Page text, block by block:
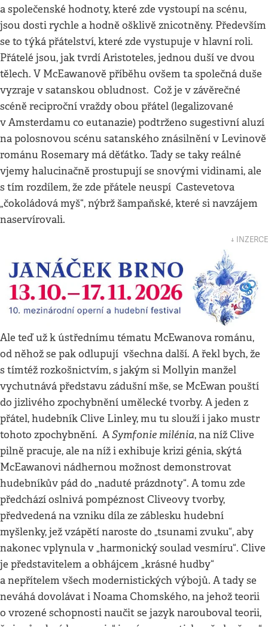
a společenské hodnoty, které zde vystoupí na scénu,
jsou dosti rychle a hodně ošklivě znicotněny. Především
se to týká přátelství, které zde vystupuje v hlavní roli.
Přátelé jsou, jak tvrdí Aristoteles, jednou duší ve dvou
tělech. V McEawanově příběhu ovšem ta společná duše
vyzraje v satanskou obludnost. Což je v závěrečné
scéně reciproční vraždy obou přátel (legalizované
v Amsterdamu co eutanazie) podtrženo sugestivní aluzí
na polosnovou scénu satanského znásilnění v Levinově
románu Rosemary má děťátko. Tady se taky reálné
vjemy halucinačně prostupují se snovými vidinami, ale
s tím rozdílem, že zde přátele neuspí Castevetova
„čokoládová myš“, nýbrž šampaňské, které si navzájem
naservírovali.
↓ INZERCE
Ale teď už k ústřednímu tématu McEwanova románu,
od něhož se pak odlupují všechna další. A řekl bych, že
s tímtéž rozkošnictvím, s jakým si Mollyin manžel
vychutnává představu zádušní mše, se McEwan pouští
do jizlivého zpochybnění umělecké tvorby. A jeden z
přátel, hudebník Clive Linley, mu tu slouží i jako mustr
tohoto zpochybnění. ASymfonie milénia, na níž Clive
pilně pracuje, ale na níž i exhibuje krizi génia, skýtá
McEawanovi nádhernou možnost demonstrovat
hudebníkův pád do „naduté prázdnoty“. A tomu zde
předchází oslnivá pompéznost Cliveovy tvorby,
předvedená na vzniku díla ze záblesku hudební
myšlenky, jež vzápětí naroste do „tsunami zvuku“, aby
nakonec vplynula v „harmonický soulad vesmíru“. Clive
je představitelem a obhájcem „krásné hudby“
a nepřítelem všech modernistických výbojů. A tady se
neváhá dovolávat i Noama Chomského, na jehož teorii
o vrozené schopnosti naučit se jazyk narouboval teorii,